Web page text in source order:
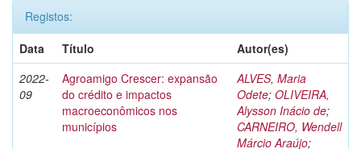
Registos:
Data
Título
Autor(es)
2022-
09
Agroamigo Crescer: expansão
do crédito e impactos
macroeconômicos nos
municípios
ALVES, Maria
Odete; OLIVEIRA,
Alysson Inácio de;
CARNEIRO, Wendell
Márcio Araújo;